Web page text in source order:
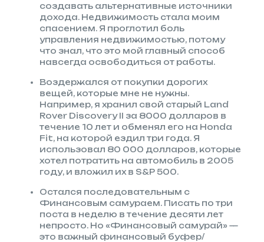
создавать альтернативные источники
дохода. Недвижимость стала моим
спасением. Я проглотил боль
управления недвижимостью, потому
что знал, что это мой главный способ
навсегда освободиться от работы.
Воздержался от покупки дорогих
вещей, которые мне не нужны.
Например, я хранил свой старый Land
Rover Discovery II за 8000 долларов в
течение 10 лет и обменял его на Honda
Fit, на которой ездил три года. Я
использовал 80 000 долларов, которые
хотел потратить на автомобиль в 2005
году, и вложил их в S&P 500.
Остался последовательным с
Финансовым самураем. Писать по три
поста в неделю в течение десяти лет
непросто. Но «Финансовый самурай» —
это важный финансовый буфер/